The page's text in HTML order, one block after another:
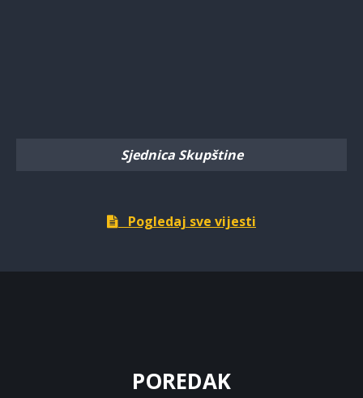
Sjednica Skupštine
Pogledaj sve vijesti
POREDAK